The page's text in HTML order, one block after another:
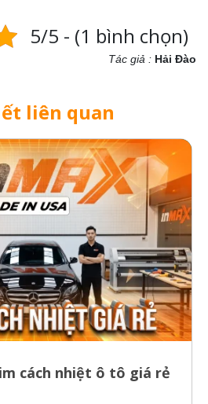
5/5 - (1 bình chọn)
Tác giả : Hải Đào
liên quan
cách nhiệt ô tô giá rẻ